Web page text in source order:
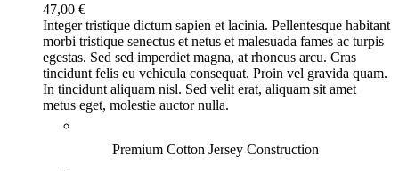
47,00 €
Integer tristique dictum sapien et lacinia. Pellentesque habitant
morbi tristique senectus et netus et malesuada fames ac turpis
egestas. Sed sed imperdiet magna, at rhoncus arcu. Cras
tincidunt felis eu vehicula consequat. Proin vel gravida quam.
In tincidunt aliquam nisl. Sed velit erat, aliquam sit amet
metus eget, molestie auctor nulla.
Premium Cotton Jersey Construction